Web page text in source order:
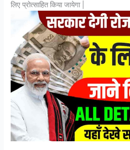
लिए प्रोत्साहित किया जायेगा |